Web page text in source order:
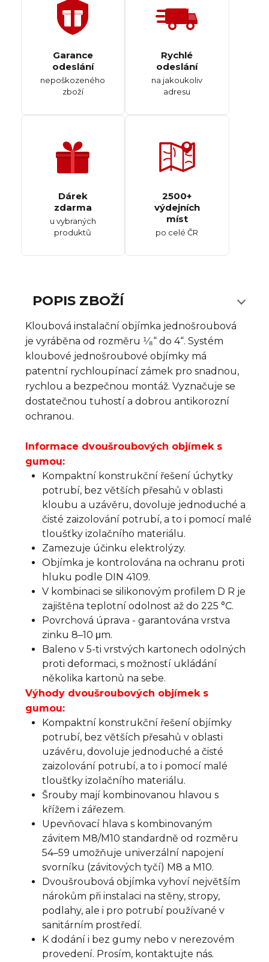
Garance
odeslání
nepoškozeného
zboží
Rychlé
odeslání
na jakoukoliv
adresu
Dárek
zdarma
u vybraných
produktů
2500+
výdejních
míst
po celé ČR
POPIS ZBOŽÍ
Kloubová instalační objímka jednošroubová
je vyráběna od rozměru ¹⁄₈“ do 4“. Systém
kloubové jednošroubové objímky má
patentní rychloupínací zámek pro snadnou,
rychlou a bezpečnou montáž. Vyznačuje se
dostatečnou tuhostí a dobrou antikorozní
ochranou.
Informace dvoušroubových objímek s
gumou:
Kompaktní konstrukční řešení úchytky
potrubí, bez větších přesahů v oblasti
kloubu a uzávěru, dovoluje jednoduché a
čisté zaizolování potrubí, a to i pomocí malé
tloušťky izolačního materiálu.
Zamezuje účinku elektrolýzy.
Objímka je kontrolována na ochranu proti
hluku podle DIN 4109.
V kombinaci se silikonovým profilem D R je
zajištěna teplotní odolnost až do 225 °C.
Povrchová úprava - garantována vrstva
zinku 8–10 μm.
Baleno v 5-ti vrstvých kartonech odolných
proti deformaci, s možností ukládání
několika kartonů na sebe.
Výhody dvoušroubových objímek s
gumou:
Kompaktní konstrukční řešení objímky
potrubí, bez větších přesahů v oblasti
uzávěru, dovoluje jednoduché a čisté
zaizolování potrubí, a to i pomocí malé
tloušťky izolačního materiálu.
Šrouby mají kombinovanou hlavou s
křížem i zářezem.
Upevňovací hlava s kombinovaným
závitem M8/M10 standardně od rozměru
54–59 umožňuje univerzální napojení
svorníku (závitových tyčí) M8 a M10.
Dvoušroubová objímka vyhoví největším
nárokům při instalaci na stěny, stropy,
podlahy, ale i pro potrubí používané v
sanitárním prostředí.
K dodání i bez gumy nebo v nerezovém
provedení. Prosím, kontaktujte nás.